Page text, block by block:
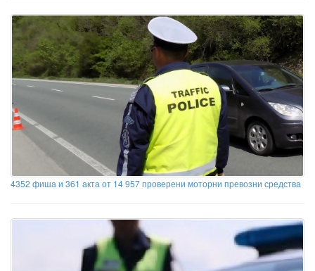
4352 фиша и 361 акта от 14 957 проверени моторни превозни средства